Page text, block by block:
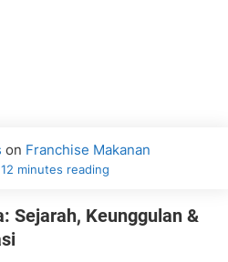
on Franchise Makanan
12 minutes reading
Sejarah, Keunggulan &